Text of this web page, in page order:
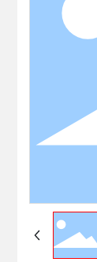
Contattaci